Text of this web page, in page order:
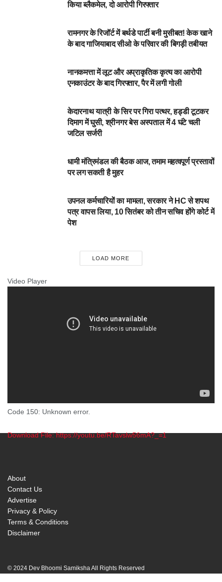
किया ब्लैकमेल, दो आरोपी गिरफ्तार
रामनगर के रिजॉर्ट में बर्थडे पार्टी बनी मुसीबत! केक खाने
के बाद गाजियाबाद सीओ के परिवार की बिगड़ी तबीयत
नानकमत्ता में लूट और अप्राकृतिक कृत्य का आरोपी
एनकाउंटर के बाद गिरफ्तार, पैर में लगी गोली
केदारनाथ यात्री के सिर पर गिरा पत्थर, हड्डी टूटकर
दिमाग में घुसी, श्रीनगर बेस अस्पताल में 4 घंटे चली
जटिल सर्जरी
धामी मंत्रिमंडल की बैठक आज, तमाम महत्वपूर्ण प्रस्तावों
पर लग सकती है मुहर
उपनल कर्मचारियों का मामला, सरकार ने HC से शपथ
पत्र वापस लिया, 10 सितंबर को तीन सचिव होंगे कोर्ट में
पेश
LOAD MORE
Video Player
Code 150: Unknown error.
Download File: https://youtu.be/RTavslw56mA?_=1
About
Contact Us
Advertise
Privacy & Policy
Terms & Conditions
Disclaimer
© 2024 Dev Bhoomi Samiksha All Rights Reserved